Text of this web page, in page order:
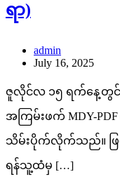
ရာ)
admin
July 16, 2025
ဇူလိုင်လ ၁၅ ရက်နေ့တွင်
အကြမ်းဖက် MDY-
သိမ်းပိုက်လိုက်သည်။ ဖြ
ရန်သူ့ထံမှ […]